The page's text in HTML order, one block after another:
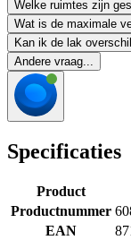
Welke ruimtes zijn
Wat is de maximale
Kan ik de lak
Andere vraag...
Specificaties
Product
Productnummer
EAN